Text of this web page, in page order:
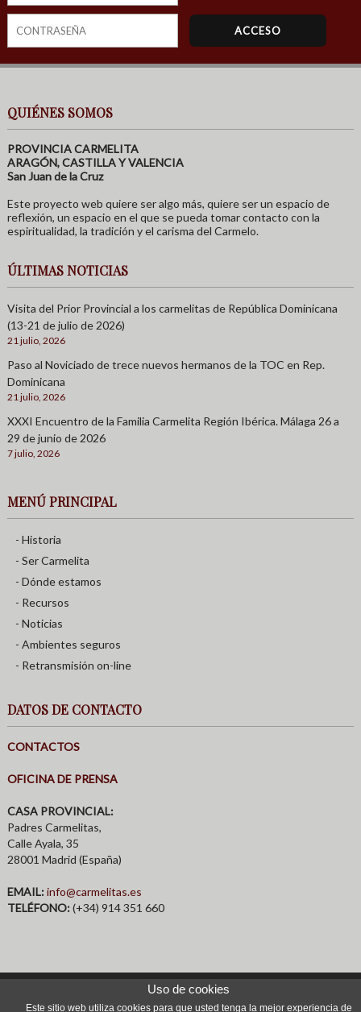
QUIÉNES SOMOS
PROVINCIA CARMELITA
ARAGÓN, CASTILLA Y VALENCIA
San Juan de la Cruz
Este proyecto web quiere ser algo más, quiere ser un espacio de
reflexión, un espacio en el que se pueda tomar contacto con la
espiritualidad, la tradición y el carisma del Carmelo.
ÚLTIMAS NOTICIAS
Visita del Prior Provincial a los carmelitas de República Dominicana
(13-21 de julio de 2026)
21 julio, 2026
Paso al Noviciado de trece nuevos hermanos de la TOC en Rep.
Dominicana
21 julio, 2026
XXXI Encuentro de la Familia Carmelita Región Ibérica. Málaga 26 a
29 de junio de 2026
7 julio, 2026
MENÚ PRINCIPAL
- Historia
- Ser Carmelita
- Dónde estamos
- Recursos
- Noticias
- Ambientes seguros
- Retransmisión on-line
DATOS DE CONTACTO
CONTACTOS
OFICINA DE PRENSA
CASA PROVINCIAL:
Padres Carmelitas,
Calle Ayala, 35
28001 Madrid (España)
EMAIL:info@carmelitas.es
TELÉFONO:(+34) 914 351 660
© 2026 Provincia Carmelita San Juan de la Cruz |
Uso de cookies
Este sitio web utiliza cookies para que usted tenga la mejor experiencia de